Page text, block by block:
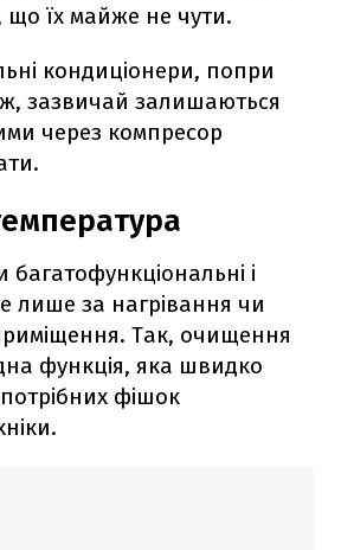
що їх майже не чути.
кондиціонери, попри
зазвичай залишаються
через компресор
багатофункціональні і
лише за нагрівання чи
Так, очищення
функція, яка швидко
фішок